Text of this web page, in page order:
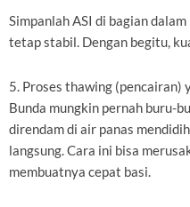
Simpanlah ASI di bagian
tetap stabil. Dengan begitu,
5. Proses thawing (pencairan)
Bunda mungkin pernah buru-
direndam di air panas
langsung. Cara ini bisa
membuatnya cepat basi.